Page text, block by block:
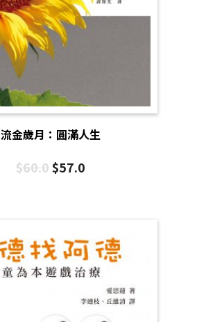
流金歲月：圓滿人生
$60.0$57.0